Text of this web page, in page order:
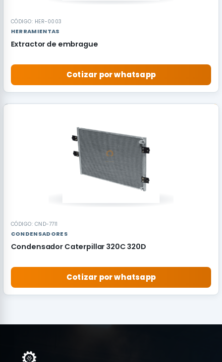
CÓDIGO: HER-0003
HERRAMIENTAS
Extractor de embrague
Cotizar por whatsapp
CÓDIGO: CND-7711
CONDENSADORES
Condensador Caterpillar 320C 320D
Cotizar por whatsapp